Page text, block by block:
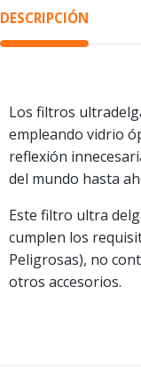
DESCRIPCIÓN
Los filtros
empleando vidrio
reflexión
del mundo hasta
Este filtro ultra
cumplen los
Peligrosas), no
otros accesorios.